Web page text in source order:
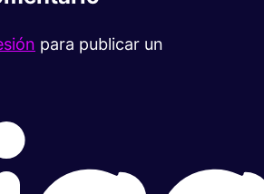
para publicar un